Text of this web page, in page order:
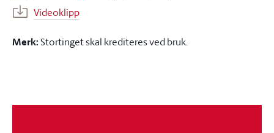
Videoklipp
Merk:Stortinget skal krediteres ved bruk.